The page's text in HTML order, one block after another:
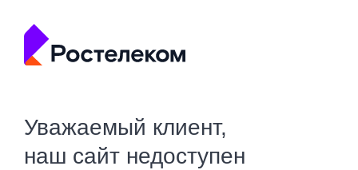
Уважаемый клиент,
наш сайт недоступен